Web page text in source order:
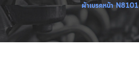
ผ้าเบรคหน้า N8101